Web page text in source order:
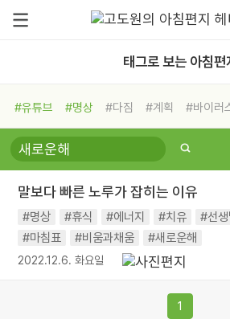
태그로 보는 아침편
#유튜브 #명상 #다짐 #계획 #바이러
#비전캠프
#독서캠프 #삶
#희망
#나눔 #친구 #링컨학교
#독서
#건강 #면역력
말보다 빠른 노루가 잡히는 이유
#명상 #휴식 #에너지 #치유 #선생
#마침표
#비움과채움 #새로운해
2022.12.6. 화요일
1